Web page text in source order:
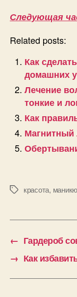
Следующая
Related posts:
Как
домашних
Лечение
тонкие и
Как
Магнитный
Позначки
красота,
← Гардероб
→ Как